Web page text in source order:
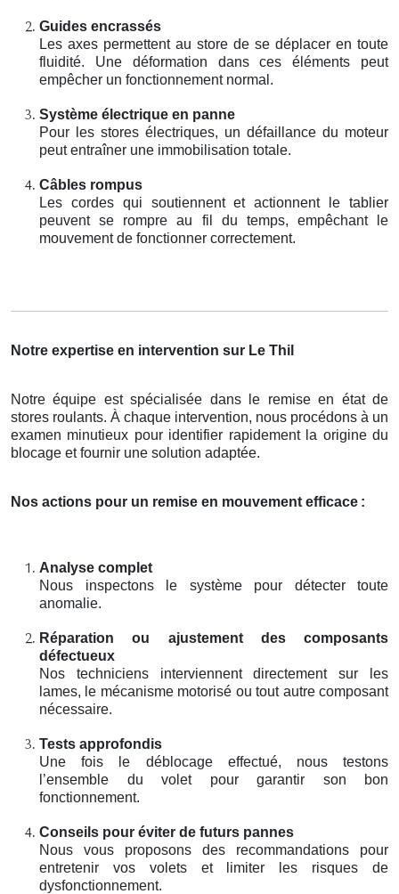
Guides encrassés
Les axes permettent au store de se déplacer en toute
fluidité. Une déformation dans ces éléments peut
empêcher un fonctionnement normal.
Système électrique en panne
Pour les stores électriques, un défaillance du moteur
peut entraîner une immobilisation totale.
Câbles rompus
Les cordes qui soutiennent et actionnent le tablier
peuvent se rompre au fil du temps, empêchant le
mouvement de fonctionner correctement.
Notre expertise en intervention sur Le Thil
Notre équipe est spécialisée dans le remise en état de
stores roulants. À chaque intervention, nous procédons à un
examen minutieux pour identifier rapidement la origine du
blocage et fournir une solution adaptée.
Nos actions pour un remise en mouvement efficace :
Analyse complet
Nous inspectons le système pour détecter toute
anomalie.
Réparation ou ajustement des composants
défectueux
Nos techniciens interviennent directement sur les
lames, le mécanisme motorisé ou tout autre composant
nécessaire.
Tests approfondis
Une fois le déblocage effectué, nous testons
l’ensemble du volet pour garantir son bon
fonctionnement.
Conseils pour éviter de futurs pannes
Nous vous proposons des recommandations pour
entretenir vos volets et limiter les risques de
dysfonctionnement.